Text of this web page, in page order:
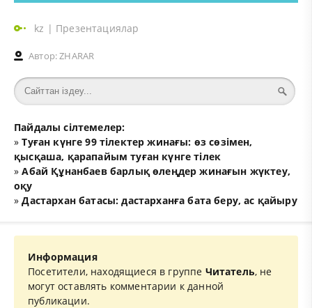
kz | Презентациялар
Автор:ZHARAR
Пайдалы сілтемелер:
»Туған күнге 99 тілектер жинағы: өз сөзімен,
қысқаша, қарапайым туған күнге тілек
»Абай Құнанбаев барлық өлеңдер жинағын жүктеу,
оқу
»Дастархан батасы: дастарханға бата беру, ас қайыру
Информация
Посетители, находящиеся в группе Читатель, не
могут оставлять комментарии к данной
публикации.